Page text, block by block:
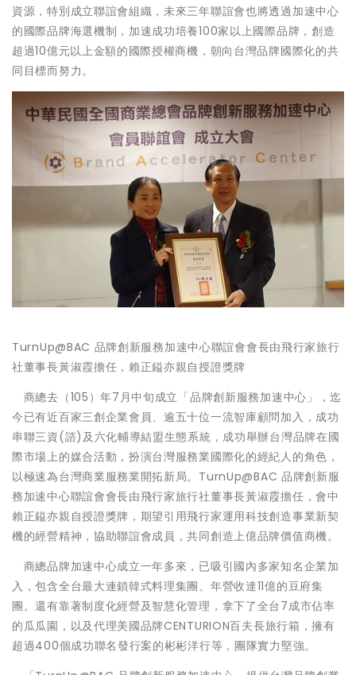
資源，特別成立聯誼會組織，未來三年聯誼會也將透過加速中心
的國際品牌海選機制，加速成功培養100家以上國際品牌，創造
超過10億元以上金額的國際授權商機，朝向台灣品牌國際化的共
同目標而努力。
TurnUp@BAC 品牌創新服務加速中心聯誼會會長由飛行家旅行
社董事長黃淑霞擔任，賴正鎰亦親自授證獎牌
商總去（105）年7月中旬成立「品牌創新服務加速中心」，迄
今已有近百家三創企業會員、逾五十位一流智庫顧問加入，成功
串聯三資(諮)及六化輔導結盟生態系統，成功舉辦台灣品牌在國
際市場上的媒合活動，扮演台灣服務業國際化的經紀人的角色，
以極速為台灣商業服務業開拓新局。TurnUp@BAC 品牌創新服
務加速中心聯誼會會長由飛行家旅行社董事長黃淑霞擔任，會中
賴正鎰亦親自授證獎牌，期望引用飛行家運用科技創造事業新契
機的經營精神，協助聯誼會成員，共同創造上億品牌價值商機。
商總品牌加速中心成立一年多來，已吸引國內多家知名企業加
入，包含全台最大連鎖韓式料理集團、年營收達11億的豆府集
團。還有靠著制度化經營及智慧化管理，拿下了全台7成市佔率
的瓜瓜園，以及代理美國品牌CENTURION百夫長旅行箱，擁有
超過400個成功聯名發行案的彬彬洋行等，團隊實力堅強。